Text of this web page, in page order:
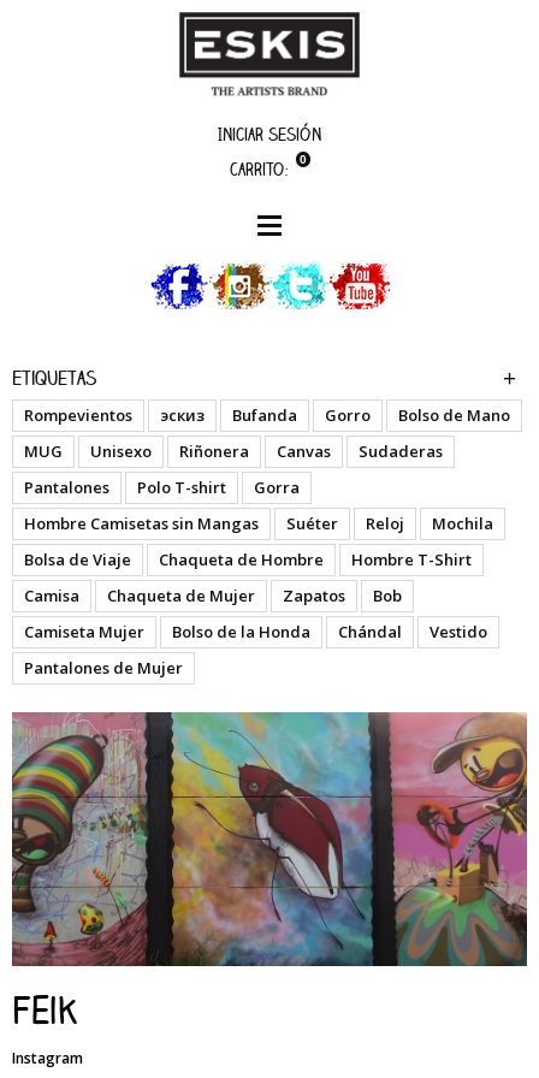
Iniciar sesión
Carrito:
0
artistas
Etiquetas
Rompevientos эскиз Bufanda Gorro
Bolso de Mano
MUG
Unisexo Riñonera Canvas
Sudaderas
Pantalones
Polo T-shirt
Gorra
Hombre Camisetas sin Mangas
Suéter Reloj
Mochila
Bolsa de Viaje
Chaqueta de Hombre
Hombre T-Shirt
Camisa
Chaqueta de Mujer Zapatos
Bob
Camiseta Mujer
Bolso de la Honda Chándal
Vestido
Pantalones de Mujer
Feik
Instagram